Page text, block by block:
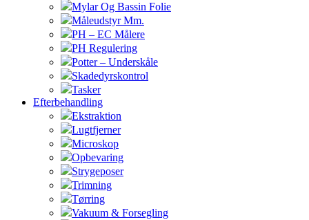
Mylar Og Bassin Folie
Måleudstyr Mm.
PH – EC Målere
PH Regulering
Potter – Underskåle
Skadedyrskontrol
Tasker
Efterbehandling
Ekstraktion
Lugtfjerner
Microskop
Opbevaring
Strygeposer
Trimning
Tørring
Vakuum & Forsegling